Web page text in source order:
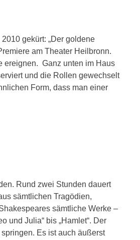
gekürt: „Der goldene
am Theater Heilbronn.
ereignen. Ganz unten im Haus
und die Rollen gewechselt
Form, dass man einer
Rund zwei Stunden dauert
sämtlichen Tragödien,
sämtliche Werke –
und Julia“ bis „Hamlet“. Der
Es ist auch äußerst